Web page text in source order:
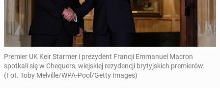
Premier UK Keir Starmer i prezydent Francji Emmanuel Macron
spotkali się w Chequers, wiejskiej rezydencji brytyjskich premierów.
(Fot. Toby Melville/WPA-Pool/Getty Images)